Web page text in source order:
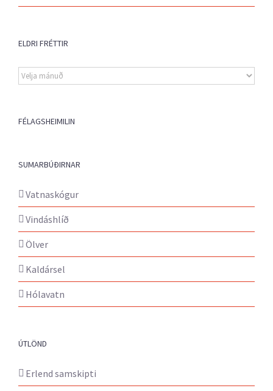
ELDRI FRÉTTIR
Eldri
fréttir
FÉLAGSHEIMILIN
SUMARBÚÐIRNAR
Vatnaskógur
Vindáshlíð
Ölver
Kaldársel
Hólavatn
ÚTLÖND
Erlend samskipti